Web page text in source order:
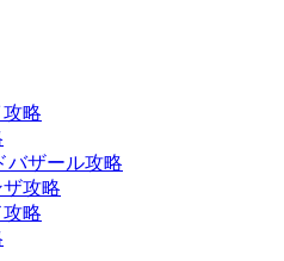
略
バザール攻略
攻略
略